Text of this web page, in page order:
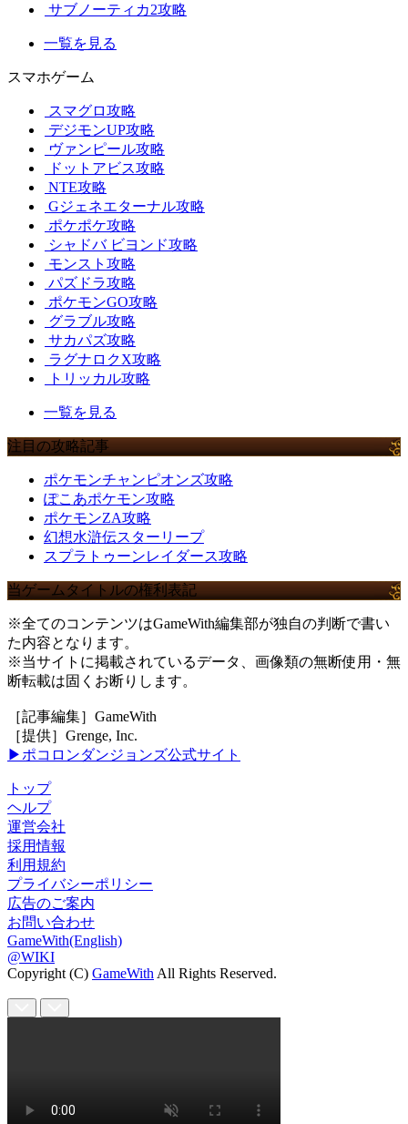
サブノーティカ2攻略
一覧を見る
スマホゲーム
スマグロ攻略
デジモンUP攻略
ヴァンピール攻略
ドットアビス攻略
NTE攻略
Gジェネエターナル攻略
ポケポケ攻略
シャドバ ビヨンド攻略
モンスト攻略
パズドラ攻略
ポケモンGO攻略
グラブル攻略
サカパズ攻略
ラグナロクX攻略
トリッカル攻略
一覧を見る
注目の攻略記事
ポケモンチャンピオンズ攻略
ぽこあポケモン攻略
ポケモンZA攻略
幻想水滸伝スターリープ
スプラトゥーンレイダース攻略
当ゲームタイトルの権利表記
※全てのコンテンツはGameWith編集部が独自の判断で書い
た内容となります。
※当サイトに掲載されているデータ、画像類の無断使用・無
断転載は固くお断りします。
［記事編集］GameWith
［提供］Grenge, Inc.
▶ポコロンダンジョンズ公式サイト
トップ
ヘルプ
運営会社
採用情報
利用規約
プライバシーポリシー
広告のご案内
お問い合わせ
GameWith(English)
@WIKI
Copyright (C) GameWith All Rights Reserved.